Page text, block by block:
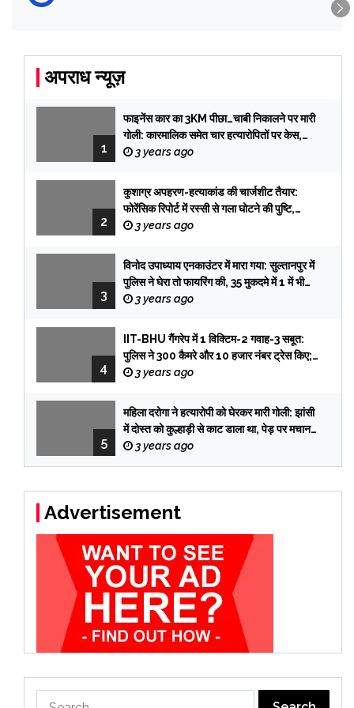
अपराध न्यूज़
1
फाइनेंस कार का 3KM पीछा…चाबी निकालने पर मारी
गोली: कारमालिक समेत चार हत्यारोपितों पर केस,
तलाश में टीमें प्रयागराज रवाना
3 years ago
2
कुशाग्र अपहरण-हत्याकांड की चार्जशीट तैयार:
फोरेंसिक रिपोर्ट में रस्सी से गला घोटने की पुष्टि,
फिरौती के लेटर की हैंडराइटिंग प्रभात की, सिक्योरिटी
3 years ago
3
विनोद उपाध्याय एनकाउंटर में मारा गया: सुल्तानपुर में
पुलिस ने घेरा तो फायरिंग की, 35 मुकदमे में 1 में भी
सजा नहीं हुई
3 years ago
4
IIT-BHU गैंगरेप में 1 विक्टिम-2 गवाह-3 सबूत:
पुलिस ने 300 कैमरे और 10 हजार नंबर ट्रेस किए;
तब पकड़े गए तीनों आरोपी
3 years ago
5
महिला दरोगा ने हत्यारोपी को घेरकर मारी गोली: झांसी
में दोस्त को कुल्हाड़ी से काट डाला था, पेड़ पर मचान
बनाकर 12 दिन छुपा रहा
3 years ago
Advertisement